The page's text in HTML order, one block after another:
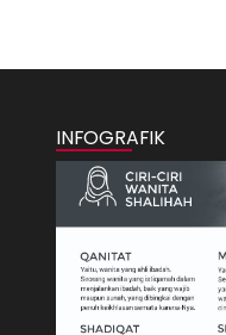
INFOGRAFIK